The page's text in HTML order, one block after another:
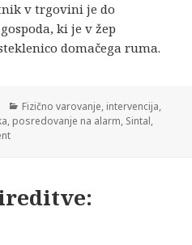
v trgovini je do
ki je v žep
domačega ruma.
Categories
Fizično varovanje, intervencija,
, posredovanje na alarm, Sintal,